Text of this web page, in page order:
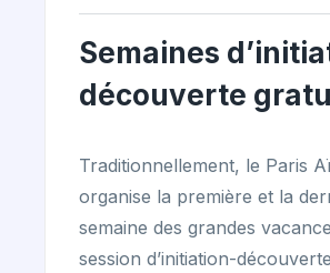
Semaines
découverte
Traditionnellement, le Paris
organise la première et la
semaine des grandes
session d’initiation-